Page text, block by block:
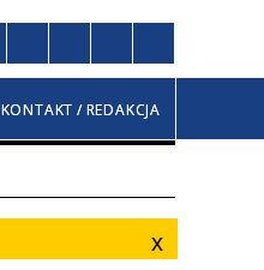
KONTAKT / REDAKCJA